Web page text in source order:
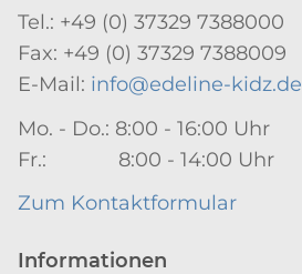
Tel.: +49 (0) 37329 7388000
Fax: +49 (0) 37329 7388009
E-Mail: info@edeline-kidz.de
Mo. - Do.: 8:00 - 16:00 Uhr
Fr.: 8:00 - 14:00 Uhr
Zum Kontaktformular
Informationen